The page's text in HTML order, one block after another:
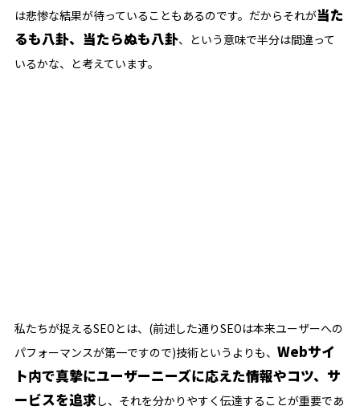
は悲惨な結果が待っていることもあるのです。だからそれが当た
るも八卦、当たらぬも八卦、という意味で半分は間違って
いるかな、と考えています。
私たちが捉えるSEOとは、(前述した通りSEOは本来ユーザーへの
パフォーマンスが第一ですので)技術というよりも、 Webサイ
ト内で真摯にユーザーニーズに応えた情報やコツ、サ
ービスを追求し、それを分かりやすく伝達することが重要であ